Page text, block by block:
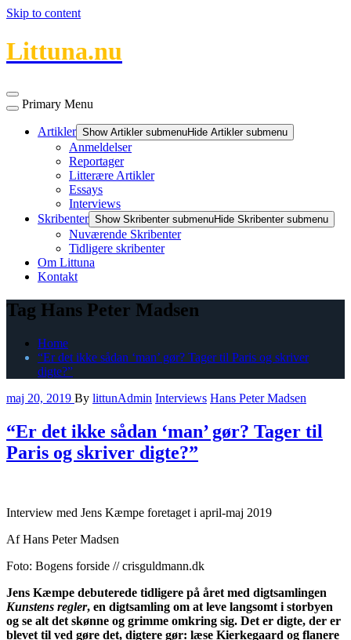
Skip to content
Littuna.nu
Primary Menu
Artikler Show Artikler submenuHide Artikler submenu
Anmeldelser
Reportager
Litterære Artikler
Essays
Interviews
Skribenter Show Skribenter submenuHide Skribenter submenu
Nuværende Skribenter
Tidligere skribenter
Om Littuna
Kontakt
Tag Hans Peter Madsen
Home
“Er det ikke sådan ‘man’ gør? Tager til Paris og skriver
digte?”
maj 20, 2019 By littunAdmin Interviews Hans Peter Madsen
“Er det ikke sådan ‘man’ gør? Tager til
Paris og skriver digte?”
Interview med Jens Kæmpe foretaget i april-maj 2019
Af Hans Peter Madsen
Foto: Bogens forside // crisguldmann.dk
Jens Kæmpe debuterede tidligere på året med digtsamlingen
Kunstens regler, en digtsamling om at leve langsomt i storbyen
og se alt det skønne og grimme omkring sig. Det er digte, der er
blevet til ved gøre det, digtere gør: læse Kierkegaard og flanere